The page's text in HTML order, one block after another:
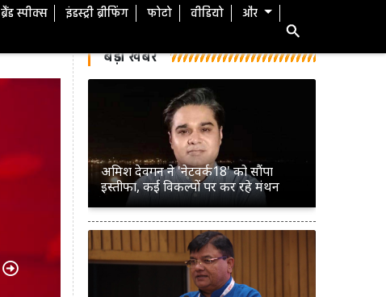
ब्रैंड स्पीक्स इंडस्ट्री ब्रीफिंग फोटो वीडियो और
Next
बड़ी खबरें
रील्स और स्पीड से नहीं, भरोसे से जीतेगी
पत्रकारिता: जगदीश शर्मा